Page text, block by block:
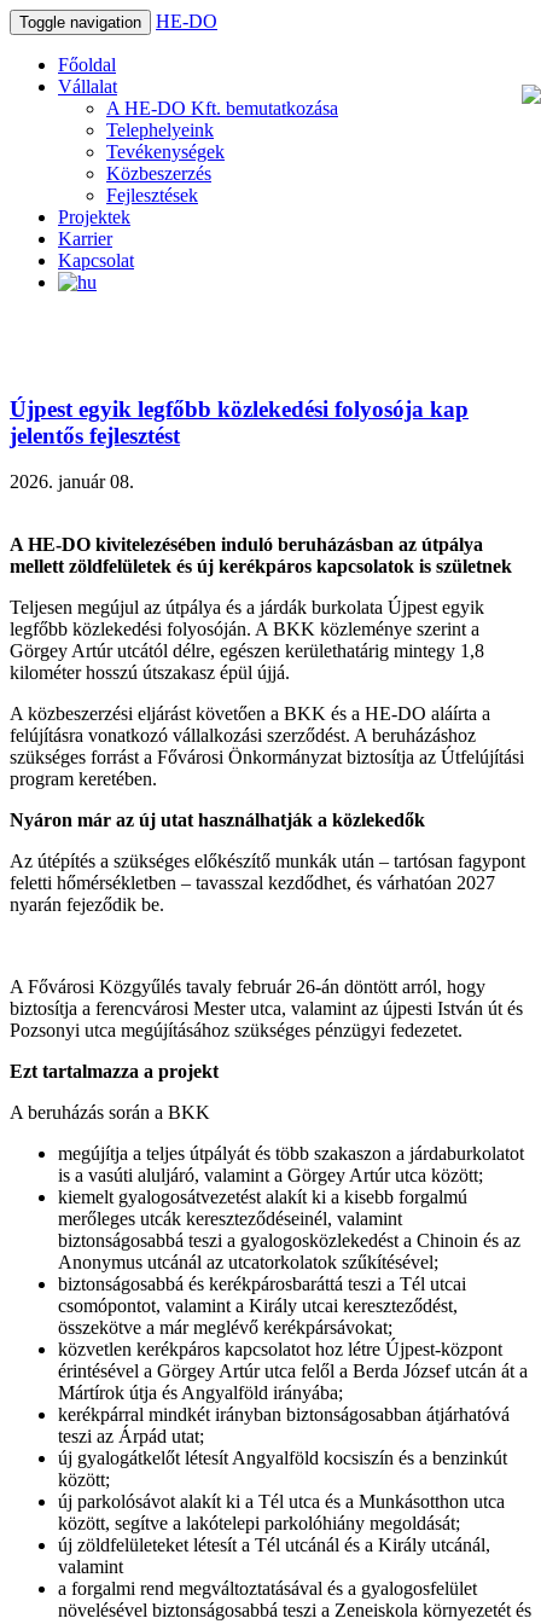
Toggle navigation HE-DO
Főoldal
Vállalat
A HE-DO Kft. bemutatkozása
Telephelyeink
Tevékenységek
Közbeszerzés
Fejlesztések
Projektek
Karrier
Kapcsolat
Újpest egyik legfőbb közlekedési folyosója kap
jelentős fejlesztést
2026. január 08.
A HE-DO kivitelezésében induló beruházásban az útpálya
mellett zöldfelületek és új kerékpáros kapcsolatok is születnek
Teljesen megújul az útpálya és a járdák burkolata Újpest egyik
legfőbb közlekedési folyosóján. A BKK közleménye szerint a
Görgey Artúr utcától délre, egészen kerülethatárig mintegy 1,8
kilométer hosszú útszakasz épül újjá.
A közbeszerzési eljárást követően a BKK és a HE-DO aláírta a
felújításra vonatkozó vállalkozási szerződést. A beruházáshoz
szükséges forrást a Fővárosi Önkormányzat biztosítja az Útfelújítási
program keretében.
Nyáron már az új utat használhatják a közlekedők
Az útépítés a szükséges előkészítő munkák után – tartósan fagypont
feletti hőmérsékletben – tavasszal kezdődhet, és várhatóan 2027
nyarán fejeződik be.
A Fővárosi Közgyűlés tavaly február 26-án döntött arról, hogy
biztosítja a ferencvárosi Mester utca, valamint az újpesti István út és
Pozsonyi utca megújításához szükséges pénzügyi fedezetet.
Ezt tartalmazza a projekt
A beruházás során a BKK
megújítja a teljes útpályát és több szakaszon a járdaburkolatot
is a vasúti aluljáró, valamint a Görgey Artúr utca között;
kiemelt gyalogosátvezetést alakít ki a kisebb forgalmú
merőleges utcák kereszteződéseinél, valamint
biztonságosabbá teszi a gyalogosközlekedést a Chinoin és az
Anonymus utcánál az utcatorkolatok szűkítésével;
biztonságosabbá és kerékpárosbaráttá teszi a Tél utcai
csomópontot, valamint a Király utcai kereszteződést,
összekötve a már meglévő kerékpársávokat;
közvetlen kerékpáros kapcsolatot hoz létre Újpest-központ
érintésével a Görgey Artúr utca felől a Berda József utcán át a
Mártírok útja és Angyalföld irányába;
kerékpárral mindkét irányban biztonságosabban átjárhatóvá
teszi az Árpád utat;
új gyalogátkelőt létesít Angyalföld kocsiszín és a benzinkút
között;
új parkolósávot alakít ki a Tél utca és a Munkásotthon utca
között, segítve a lakótelepi parkolóhiány megoldását;
új zöldfelületeket létesít a Tél utcánál és a Király utcánál,
valamint
a forgalmi rend megváltoztatásával és a gyalogosfelület
növelésével biztonságosabbá teszi a Zeneiskola környezetét és